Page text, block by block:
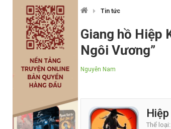
Tin tức
Giang hồ Hiệp
Ngôi Vương”
Nguyễn Nam
Thể loại: